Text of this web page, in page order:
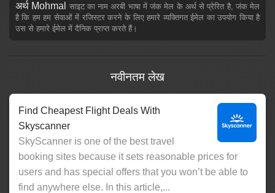
अर्थ Mohmal
साइट का नाम अरबी भाषा में जंक मेल के अर्थ से प्रेरित है, जंक मेल
है कि हम हम सेवाओं में रजिस्टर करने के लिए हमारे व्यक्तिगत ईमेल का उपयोग किया है
उस से हमारे ईमेल में दैनिक प्राप्त करते हैं।
नवीनतम लेख
Find Cheapest Flight Deals With
Skyscanner
SkyScanner is one of the best travel
booking sites because it sets reasonable prices for
users and has special offers that you won’t be able to
find anywhere else. In this article,...